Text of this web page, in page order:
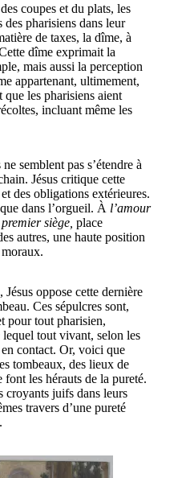
coupes et du plats, les
des pharisiens dans leur
de taxes, la dîme, à
dîme exprimait la
mais aussi la perception
appartenant, ultimement,
que les pharisiens aient
incluant même les
semblent pas s’étendre à
Jésus critique cette
des obligations extérieures.
dans l’orgueil. À l’amour
premier siège, place
autres, une haute position
Jésus oppose cette dernière
Ces sépulcres sont,
pour tout pharisien,
tout vivant, selon les
contact. Or, voici que
tombeaux, des lieux de
les hérauts de la pureté.
croyants juifs dans leurs
travers d’une pureté